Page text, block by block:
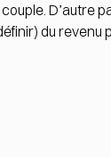
D’autre
du revenu